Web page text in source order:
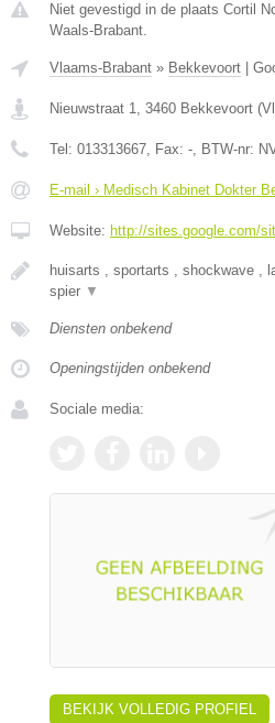
Niet gevestigd in de plaats Cortil
Waals-Brabant.
Vlaams-Brabant » Bekkevoort
Nieuwstraat 1, 3460 Bekkevoort (
Tel: 013313667, Fax: -, BTW-nr:
E-mail › Medisch Kabinet Dokter
Website: http://sites.google.com/
huisarts , sportarts , shockwave ,
spier ▼
Diensten onbekend
Openingstijden onbekend
Sociale media:
BEKIJK VOLLEDIG PROFIEL